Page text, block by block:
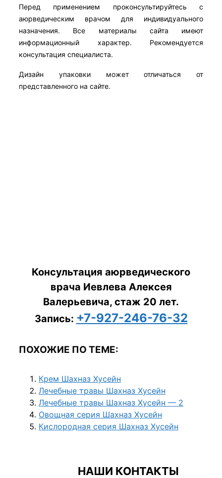
Перед применением проконсультируйтесь с
аюрведическим врачом для индивидуального
назначения. Все материалы сайта имеют
информационный характер. Рекомендуется
консультация специалиста.
Дизайн упаковки может отличаться от
представленного на сайте.
Консультация аюрведического
врача Иевлева Алексея
Валерьевича, стаж 20 лет.
Запись: +7-927-246-76-32
ПОХОЖИЕ ПО ТЕМЕ:
Крем Шахназ Хусейн
Лечебные травы Шахназ Хусейн
Лечебные травы Шахназ Хусейн — 2
Овощная серия Шахназ Хусейн
Кислородная серия Шахназ Хусейн
НАШИ КОНТАКТЫ